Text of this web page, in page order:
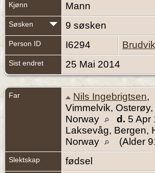
Kjønn Mann
Søsken 9 søsken
Person ID I6294 Brudvik
Sist endret 25 Mai 2014
Far Nils Ingebrigtsen,
Vimmelvik,
Norway
d. 5 Apr
Laksevåg, Bergen,
Norway
(Alder
Slektskap fødsel